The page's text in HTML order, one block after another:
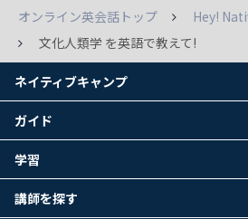
オンライン英会話トップ
Hey!
文化人類学 を英語で教えて!
ネイティブキャンプ
ガイド
学習
講師を探す